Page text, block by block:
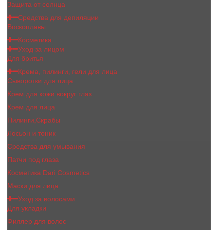
Защита от солнца
Средства для депиляции
Воскоплавы
Косметика
Уход за лицом
Для бритья
Крема, пилинги, гели для лица
Сыворотки для лица
Крем для кожи вокруг глаз
Крем для лица
Пилинги,Скрабы
Лосьон и тоник
Средства для умывания
Патчи под глаза
Косметика Dari Cosmetics
Маски для лица
Уход за волосами
Для укладки
Филлер для волос